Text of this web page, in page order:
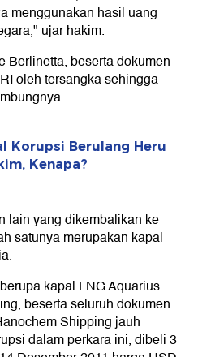
menggunakan hasil uang
ujar hakim.
Berlinetta, beserta dokumen
oleh tersangka sehingga
Korupsi Berulang Heru
Kenapa?
lain yang dikembalikan ke
satunya merupakan kapal
kapal LNG Aquarius
beserta seluruh dokumen
Shipping jauh
dalam perkara ini, dibeli 3